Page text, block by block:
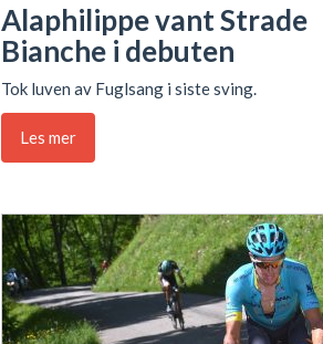
Alaphilippe vant Strade
Bianche i debuten
Tok luven av Fuglsang i siste sving.
Les mer